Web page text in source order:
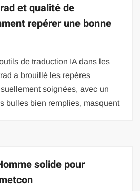
et qualité de
repérer une bonne
de traduction IA dans les
a brouillé les repères
soignées, avec un
bulles bien remplies, masquent
solide pour